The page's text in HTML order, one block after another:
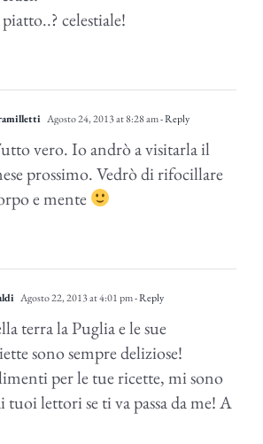
celestiale!
Agosto 24, 2013 at 8:28 am- Reply
vero. Io andrò a visitarla il
prossimo. Vedrò di rifocillare
e mente
Agosto 22, 2013 at 4:01 pm- Reply
terra la Puglia e le sue
sono sempre deliziose!
per le tue ricette, mi sono
tuoi lettori se ti va passa da me! A